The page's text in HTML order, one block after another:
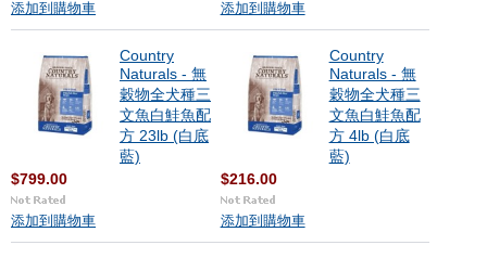
添加到購物車 添加到購物車
Country
Naturals - 無
穀物全犬種三
文魚白鮭魚配
方 23lb (白底
藍)
$799.00
添加到購物車
Country
Naturals - 無
穀物全犬種三
文魚白鮭魚配
方 4lb (白底
藍)
$216.00
添加到購物車